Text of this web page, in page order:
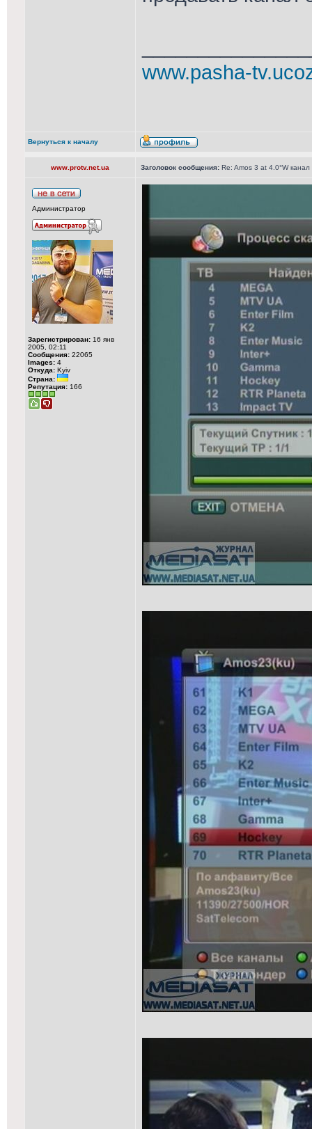
www.pasha-
Вернуться к началу
www.protv.net.ua Заголовок сообщения: Re: Amos 3 at 4.0°W канал
Администратор
Зарегистрирован: 16 янв
2005, 02:11
Сообщения: 22065
Images: 4
Откуда: Kyiv
Страна:
Репутация: 166